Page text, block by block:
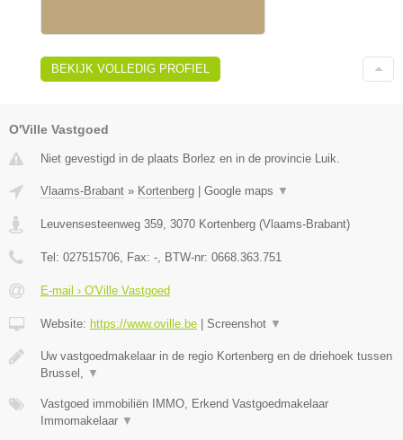
BEKIJK VOLLEDIG PROFIEL
O'Ville Vastgoed
Niet gevestigd in de plaats Borlez en in de provincie Luik.
Vlaams-Brabant » Kortenberg Google maps ▼
Leuvensesteenweg 359, 3070 Kortenberg (Vlaams-Brabant)
Tel: 027515706, Fax: -, BTW-nr: 0668.363.751
E-mail › O'Ville Vastgoed
Website: https://www.oville.be Screenshot ▼
Uw vastgoedmakelaar in de regio Kortenberg en de driehoek tussen
Brussel, ▼
Vastgoed immobiliën IMMO, Erkend Vastgoedmakelaar
Immomakelaar ▼